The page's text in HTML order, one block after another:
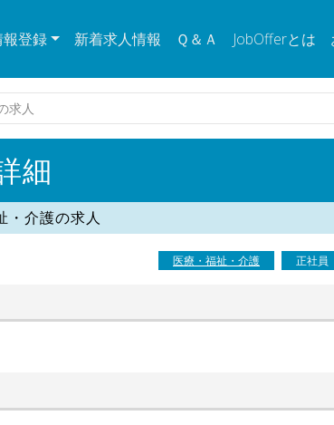
登録 新着求人情報 Ｑ＆Ａ JobOfferとは
求人
細
・介護の求人
医療・福祉・介護 正社員